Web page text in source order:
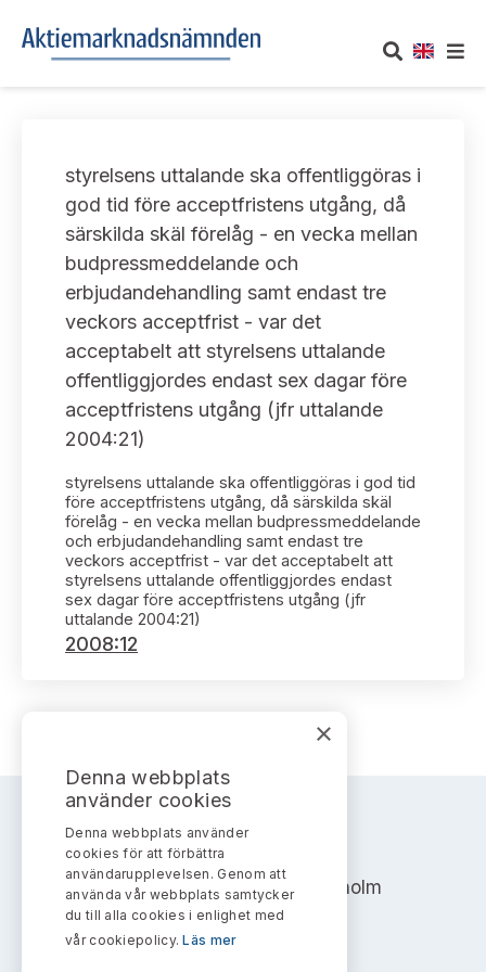
Om oss
Vårt uppdrag
Informationsgivning
Arbetssätt och jävsfrågor
Stadgar
Ledamöter
Huvudmän
Verksamhetsberättelser
UTTALANDEN
Om nämndens uttalanden
Framställningar och konsultation
Uttalanden sorterade efter publiceringsdatum
Samtliga uttalanden sorterade årsvis
Sök uttalanden
Avgifter
Prenumerera
TAKEOVER-REGLER
Takeover-regler för reglerade marknader och vissa
handelsplattformar
AKTUELLT
Nyheter och pressmeddelanden
Prenumerera
Bildarkiv
KONTAKT
Kontakt angående ansökningar och uttalanden
Kontakt administrativa ärenden
styrelsens uttalande ska offentliggöras i
god tid före acceptfristens utgång, då
särskilda skäl förelåg - en vecka mellan
budpressmeddelande och
erbjudandehandling samt endast tre
veckors acceptfrist - var det
acceptabelt att styrelsens uttalande
offentliggjordes endast sex dagar före
acceptfristens utgång (jfr uttalande
2004:21)
styrelsens uttalande ska offentliggöras i god tid
före acceptfristens utgång, då särskilda skäl
förelåg - en vecka mellan budpressmeddelande
och erbjudandehandling samt endast tre
veckors acceptfrist - var det acceptabelt att
styrelsens uttalande offentliggjordes endast
sex dagar före acceptfristens utgång (jfr
uttalande 2004:21)
2008:12
AKTIEMARKNADSNÄMNDEN
Address: Box 7354, 103 90 Stockholm
info@aktiemarknadsnamnden.se
×
Denna webbplats
använder cookies
Denna webbplats använder
cookies för att förbättra
användarupplevelsen. Genom att
använda vår webbplats samtycker
du till alla cookies i enlighet med
vår cookiepolicy.Läs mer